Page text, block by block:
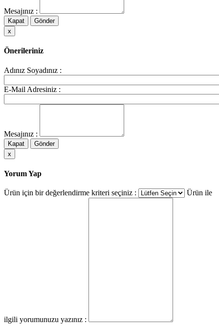
Mesajınız :
Kapat
Gönder
x
Önerileriniz
Adınız Soyadınız :
E-Mail Adresiniz :
Mesajınız :
Kapat
Gönder
x
Yorum Yap
Ürün için bir değerlendirme kriteri seçiniz : Ürün ile
ilgili yorumunuzu yazınız :